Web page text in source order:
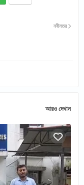
নবীনতর
আরও দেখান